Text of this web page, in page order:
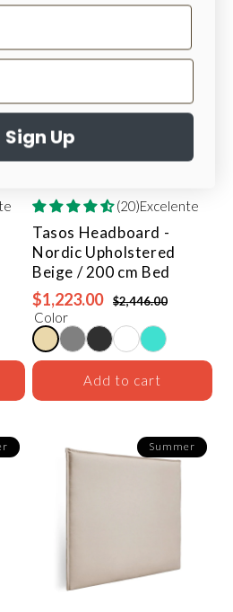
(20)Excelente
Tasos Headboard -
Nordic Upholstered
Beige / 200 cm Bed
$1,223.00 $2,446.00
Color
Add to cart
Summer
Sign Up